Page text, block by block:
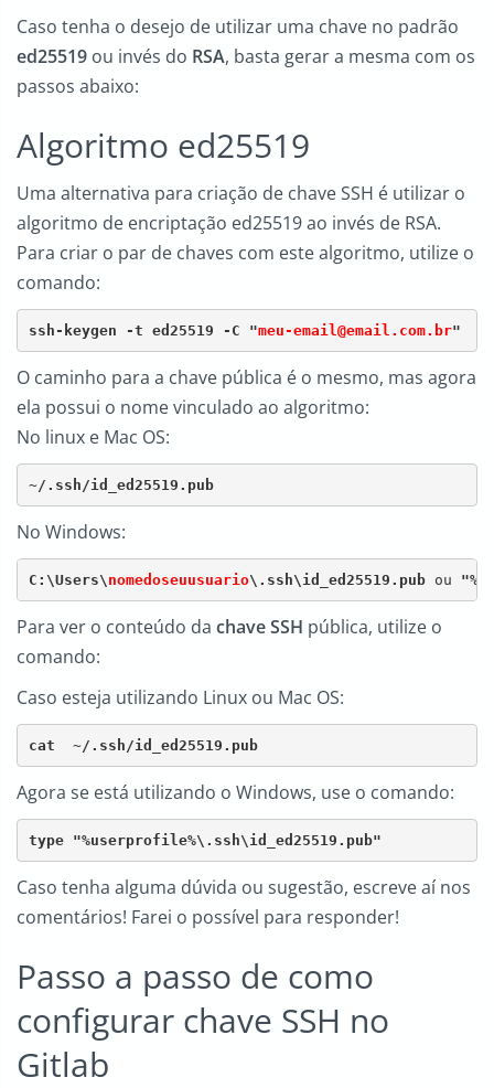
Caso tenha o desejo de utilizar uma chave no padrão
ed25519 ou invés do RSA, basta gerar a mesma com os
passos abaixo:
Algoritmo ed25519
Uma alternativa para criação de chave SSH é utilizar o
algoritmo de encriptação ed25519 ao invés de RSA.
Para criar o par de chaves com este algoritmo, utilize o
comando:
ssh-keygen -t ed25519 -C "meu-email@email.com.br"
O caminho para a chave pública é o mesmo, mas agora
ela possui o nome vinculado ao algoritmo:
No linux e Mac OS:
~/.ssh/id_ed25519.pub
No Windows:
C:\Users\ nomedoseuusuario\.ssh\id_ed25519.pub ou
Para ver o conteúdo da chave SSH pública, utilize o
comando:
Caso esteja utilizando Linux ou Mac OS:
cat  ~/.ssh/id_ed25519.pub
Agora se está utilizando o Windows, use o comando:
type "%userprofile%\.ssh\id_ed25519.pub"
Caso tenha alguma dúvida ou sugestão, escreve aí nos
comentários! Farei o possível para responder!
Passo a passo de como
configurar chave SSH no
Gitlab